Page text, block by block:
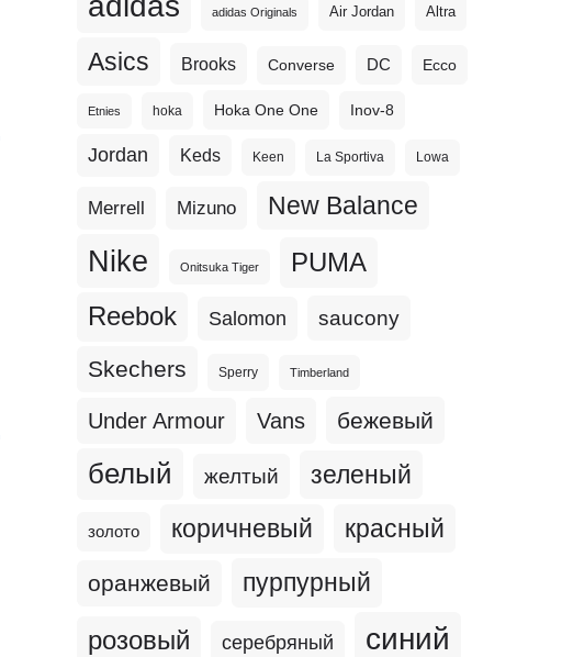
adidas Originals Air Jordan Altra
Asics Brooks Converse DC Ecco
Etnies hoka Hoka One One Inov-8
Jordan Keds Keen La Sportiva Lowa
Merrell Mizuno New Balance
Nike Onitsuka Tiger PUMA
Reebok Salomon saucony
Skechers Sperry Timberland
Under Armour Vans бежевый
белый желтый зеленый
золото коричневый красный
оранжевый пурпурный
розовый серебряный синий